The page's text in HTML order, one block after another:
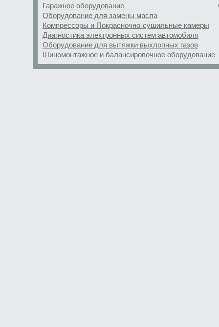
Гаражное оборудование
Оборудование для замены масла
Компрессоры и Покрасночно-сушильные камеры
Диагностика электронных систем автомобиля
Оборудование для вытяжки выхлопных газов
Шиномонтажное и балансировочное оборудование